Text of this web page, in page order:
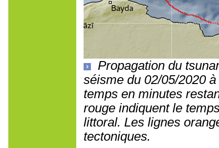
Propagation du
séisme du 02/05/2020
temps en minutes
rouge indiquent le
littoral. Les lignes
tectoniques.